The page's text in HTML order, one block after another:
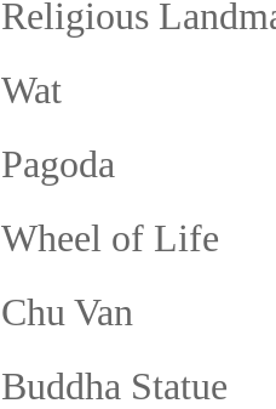
Religious
Wat
Pagoda
Wheel of Life
Chu Van
Buddha Statue